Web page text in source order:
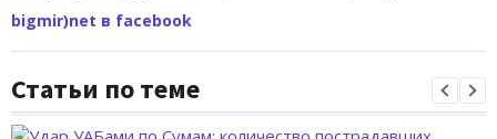
bigmir)net в facebook
Статьи по теме